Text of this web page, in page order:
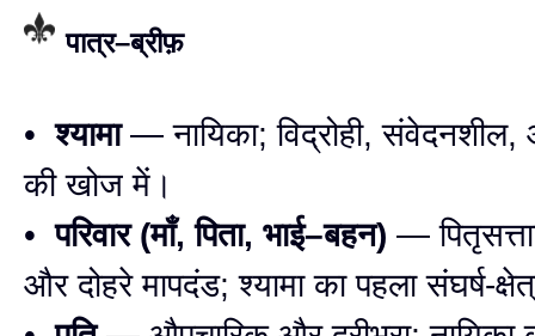
पात्र–ब्रीफ़
•श्यामा— नायिका; विद्रोही, संवेदनशील,
की खोज में।
•परिवार (माँ, पिता, भाई–बहन) —
और दोहरे मापदंड; श्यामा का पहला संघर्ष-